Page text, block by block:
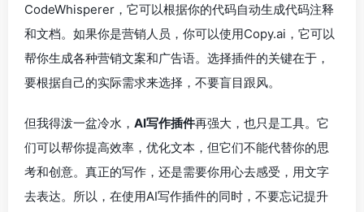
CodeWhisperer，它可以根据你的代码自动生成代码注释
和文档。如果你是营销人员，你可以使用Copy.ai，它可以
帮你生成各种营销文案和广告语。选择插件的关键在于，
要根据自己的实际需求来选择，不要盲目跟风。
但我得泼一盆冷水， AI写作插件再强大，也只是工具。它
们可以帮你提高效率，优化文本，但它们不能代替你的思
考和创意。真正的写作，还是需要你用心去感受，用文字
去表达。所以，在使用AI写作插件的同时，不要忘记提升